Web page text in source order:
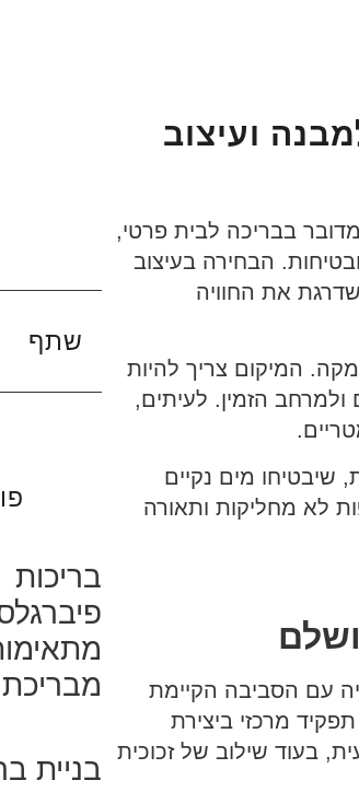
ועיצוב
בבריכה לבית פרטי,
הבחירה בעיצוב
את החוויה
המיקום צריך להיות
ולמרחב הזמין. לעיתים,
שיבטיחו מים נקיים
לא מחליקות ותאורה
עם הסביבה הקיימת
מרכזי ביצירת
בעוד שילוב של זכוכית
שתף
בריכות
בניית